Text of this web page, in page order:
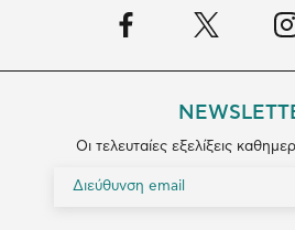
Οι τελευταίες εξελίξεις